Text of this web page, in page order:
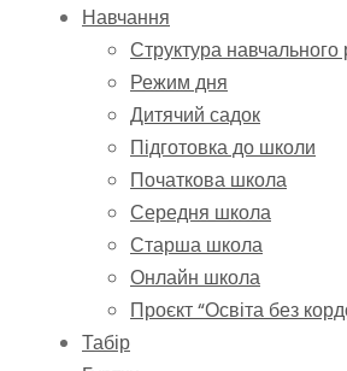
Навчання
Структура навчального
Режим дня
Дитячий садок
Підготовка до школи
Початкова школа
Середня школа
Старша школа
Онлайн школа
Проєкт “Освіта без
Табір